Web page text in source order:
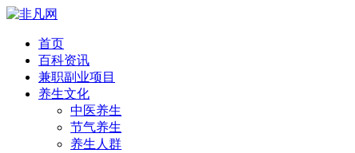
首页
百科资讯
兼职副业项目
养生文化
中医养生
节气养生
养生人群